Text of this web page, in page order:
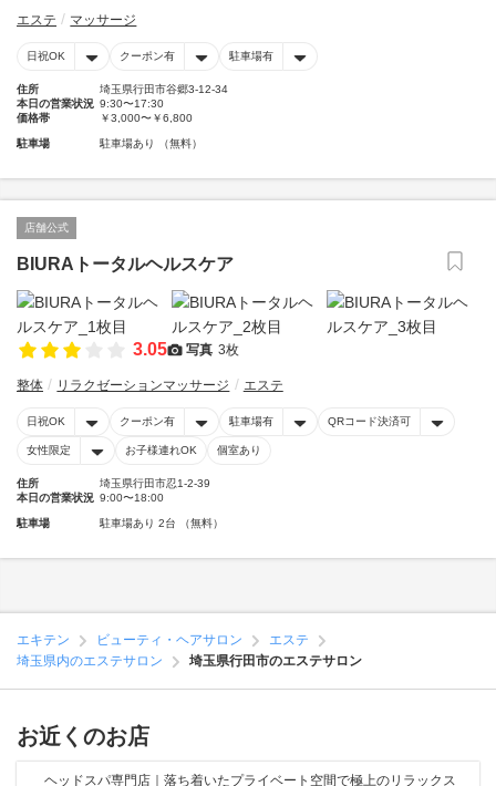
エステ マッサージ
日祝OK クーポン有 駐車場有
住所
埼玉県行田市谷郷3-12-34
本日の営業状況 9:30〜17:30
価格帯
￥3,000〜￥6,800
駐車場 駐車場あり （無料）
店舗公式
BIURAトータルヘルスケア
3.05 写真 3枚
整体 リラクゼーションマッサージ エステ
日祝OK クーポン有 駐車場有 QRコード決済可
女性限定 お子様連れOK 個室あり
住所
埼玉県行田市忍1-2-39
本日の営業状況 9:00〜18:00
駐車場 駐車場あり 2台 （無料）
エキテン ビューティ・ヘアサロン
エステ
埼玉県内のエステサロン
埼玉県行田市のエステサロン
お近くのお店
ヘッドスパ専門店｜落ち着いたプライベート空間で極上のリラックス